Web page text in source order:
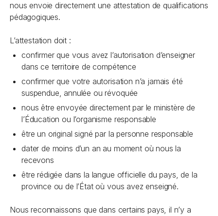
nous envoie directement une attestation de qualifications
pédagogiques.
L’attestation doit :
confirmer que vous avez l’autorisation d’enseigner
dans ce territoire de compétence
confirmer que votre autorisation n’a jamais été
suspendue, annulée ou révoquée
nous être envoyée directement par le ministère de
l’Éducation ou l’organisme responsable
être un original signé par la personne responsable
dater de moins d’un an au moment où nous la
recevons
être rédigée dans la langue officielle du pays, de la
province ou de l’État où vous avez enseigné.
Nous reconnaissons que dans certains pays, il n’y a